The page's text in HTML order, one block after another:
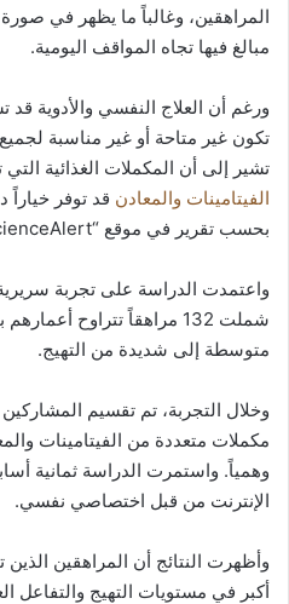
المراهقين، وغالباً ما يظهر في
مبالغ فيها تجاه المواقف اليومية.
ورغم أن العلاج النفسي والأدوية قد
تكون غير متاحة أو غير مناسبة
تشير إلى أن المكملات الغذائية
الفيتامينات والمعادن قد توفر خياراً
بحسب تقرير في موقع “ScienceAlert” العلمي.
واعتمدت الدراسة على تجربة
متوسطة إلى شديدة من التهيج.
وخلال التجربة، تم تقسيم
مكملات متعددة من الفيتامينات
وهمياً. واستمرت الدراسة ثمانية
الإنترنت من قبل اختصاصي نفسي.
وأظهرت النتائج أن المراهقين
أكبر في مستويات التهيج والتفاعل